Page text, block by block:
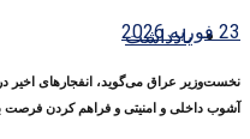
یادداشت 23 فوریه 2026
نخست‌وزیر عراق می‌گوید، انفجارهای اخیر
آشوب داخلی و امنیتی و فراهم کردن